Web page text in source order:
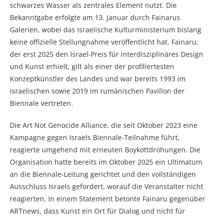
schwarzes Wasser als zentrales Element nutzt. Die
Bekanntgabe erfolgte am 13. Januar durch Fainarus
Galerien, wobei das israelische Kulturministerium bislang
keine offizielle Stellungnahme veröffentlicht hat. Fainaru,
der erst 2025 den Israel-Preis für interdisziplinäres Design
und Kunst erhielt, gilt als einer der profiliertesten
Konzeptkünstler des Landes und war bereits 1993 im
israelischen sowie 2019 im rumänischen Pavillon der
Biennale vertreten.
Die Art Not Genocide Alliance, die seit Oktober 2023 eine
Kampagne gegen Israels Biennale-Teilnahme führt,
reagierte umgehend mit erneuten Boykottdrohungen. Die
Organisation hatte bereits im Oktober 2025 ein Ultimatum
an die Biennale-Leitung gerichtet und den vollständigen
Ausschluss Israels gefordert, worauf die Veranstalter nicht
reagierten. In einem Statement betonte Fainaru gegenüber
ARTnews, dass Kunst ein Ort für Dialog und nicht für